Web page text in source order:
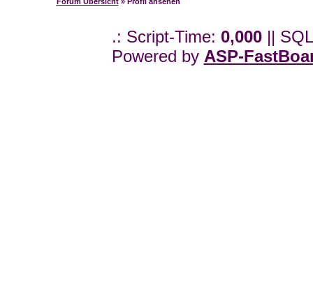
.: Script-Time: 0,000||
Powered by ASP-